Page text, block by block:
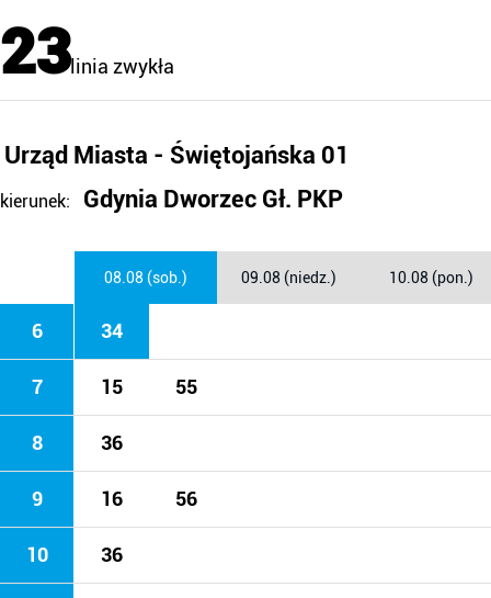
23linia zwykła
Urząd Miasta - Świętojańska 01
kierunek: Gdynia Dworzec Gł. PKP
08.08 (sob.) 09.08 (niedz.) 10.08 (pon.)
6 34
7 15 55
8 36
9 16 56
10 36